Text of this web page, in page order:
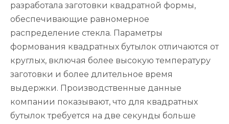
разработала заготовки квадратной формы,
обеспечивающие равномерное
распределение стекла. Параметры
формования квадратных бутылок отличаются от
круглых, включая более высокую температуру
заготовки и более длительное время
выдержки. Производственные данные
компании показывают, что для квадратных
бутылок требуется на две секунды больше